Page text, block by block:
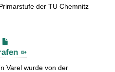
der TU Chemnitz
Varel wurde von der